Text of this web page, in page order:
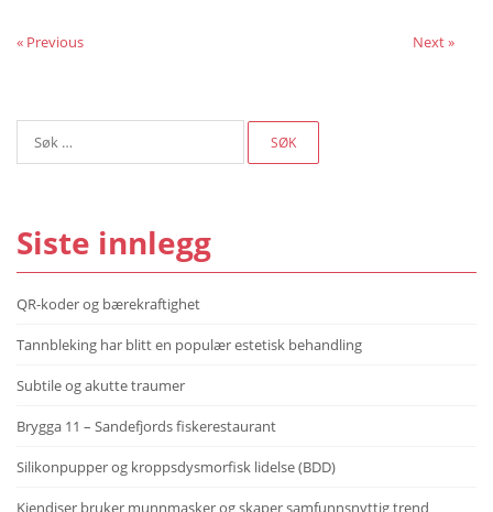
« Previous Next »
etter:
Siste innlegg
QR-koder og bærekraftighet
Tannbleking har blitt en populær estetisk behandling
Subtile og akutte traumer
Brygga 11 – Sandefjords fiskerestaurant
Silikonpupper og kroppsdysmorfisk lidelse (BDD)
Kjendiser bruker munnmasker og skaper samfunnsnyttig trend